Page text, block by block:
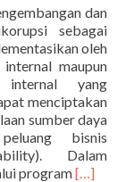
dan
sebagai
oleh
maupun
internal yang
menciptakan
sumber daya
bisnis
Dalam
program[…]